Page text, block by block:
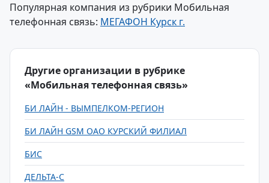
Популярная компания из рубрики Мобильная
телефонная связь: МЕГАФОН Курск г.
Другие организации в рубрике
«Мобильная телефонная связь»
БИ ЛАЙН - ВЫМПЕЛКОМ-РЕГИОН
БИ ЛАЙН GSM ОАО КУРСКИЙ ФИЛИАЛ
БИС
ДЕЛЬТА-С